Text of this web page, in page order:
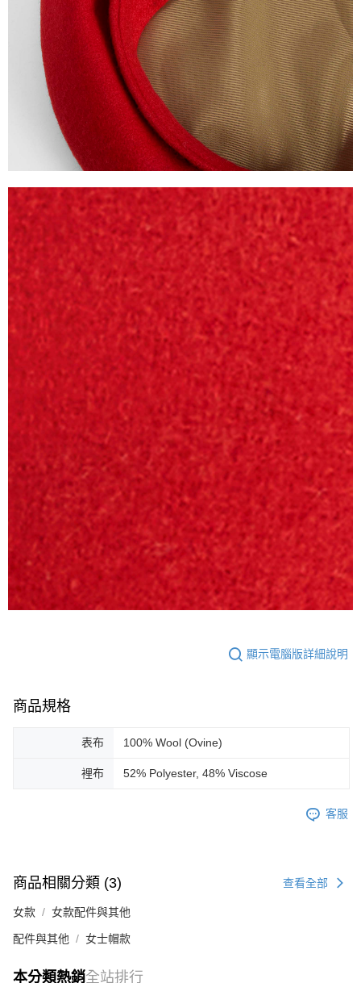
顯示電腦版詳細說明
商品規格
表布 100% Wool (Ovine)
裡布 52% Polyester, 48% Viscose
客服
商品相關分類 (3) 查看全部
女款 女款配件與其他
配件與其他 女士帽款
本分類熱銷全站排行